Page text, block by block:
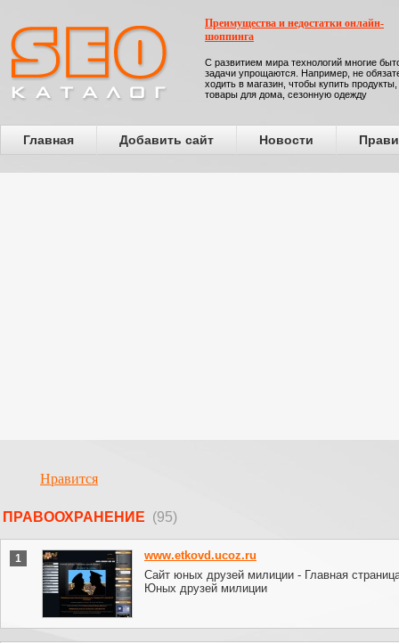
Преимущества и недостатки онлайн-
шоппинга
С развитием мира технологий многие
задачи упрощаются. Например, не
ходить в магазин, чтобы купить продукты,
товары для дома, сезонную одежду
Главная Добавить сайт Новости
Нравится
ПРАВООХРАНЕНИЕ (95)
1
www.etkovd.ucoz.ru
Сайт юных друзей милиции - Главная
Юных друзей милиции